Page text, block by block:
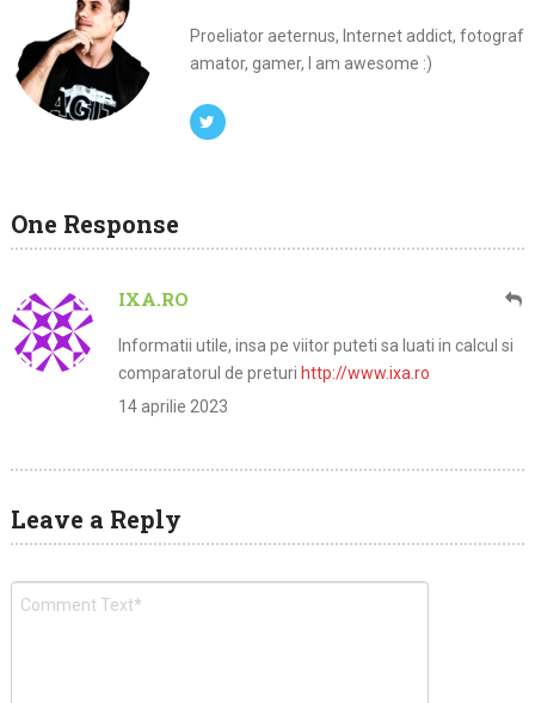
Proeliator aeternus, Internet addict, fotograf
amator, gamer, I am awesome :)
One Response
IXA.RO
Informatii utile, insa pe viitor puteti sa luati in calcul si
comparatorul de preturi http://www.ixa.ro
14 aprilie 2023
Leave a Reply